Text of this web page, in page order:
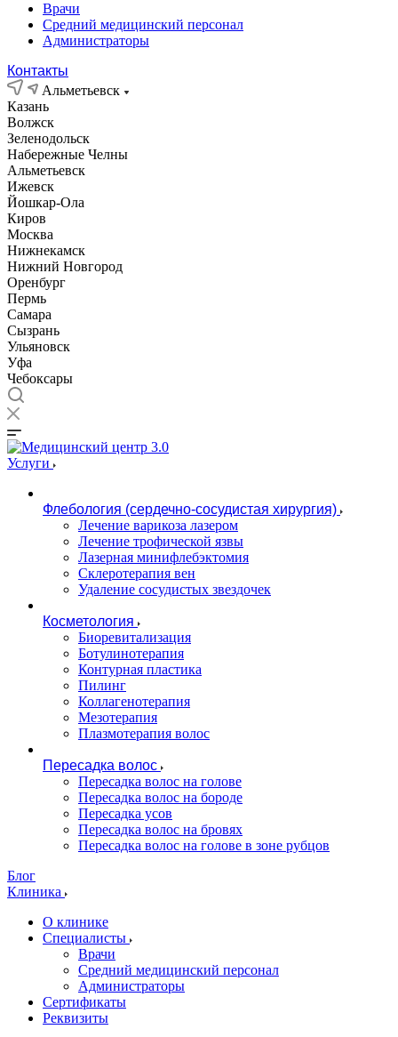
Врачи
Средний медицинский персонал
Администраторы
Контакты
Альметьевск
Казань
Волжск
Зеленодольск
Набережные Челны
Альметьевск
Ижевск
Йошкар-Ола
Киров
Москва
Нижнекамск
Нижний Новгород
Оренбург
Пермь
Самара
Сызрань
Ульяновск
Уфа
Чебоксары
Услуги
Флебология (сердечно-сосудистая хирургия)
Лечение варикоза лазером
Лечение трофической язвы
Лазерная минифлебэктомия
Cклеротерапия вен
Удаление сосудистых звездочек
Косметология
Биоревитализация
Ботулинотерапия
Контурная пластика
Пилинг
Коллагенотерапия
Мезотерапия
Плазмотерапия волос
Пересадка волос
Пересадка волос на голове
Пересадка волос на бороде
Пересадка усов
Пересадка волос на бровях
Пересадка волос на голове в зоне рубцов
Блог
Клиника
О клинике
Специалисты
Врачи
Средний медицинский персонал
Администраторы
Сертификаты
Реквизиты